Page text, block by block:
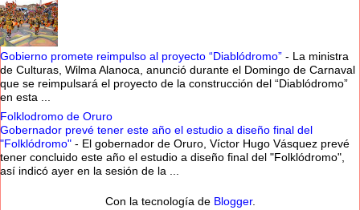
Gobierno promete reimpulso al proyecto “Diablódromo” - La ministra
de Culturas, Wilma Alanoca, anunció durante el Domingo de Carnaval
que se reimpulsará el proyecto de la construcción del “Diablódromo”
en esta ...
Folklodromo de Oruro
Gobernador prevé tener este año el estudio a diseño final del
"Folklódromo" - El gobernador de Oruro, Víctor Hugo Vásquez prevé
tener concluido este año el estudio a diseño final del "Folklódromo",
así indicó ayer en la sesión de la ...
Con la tecnología de Blogger.